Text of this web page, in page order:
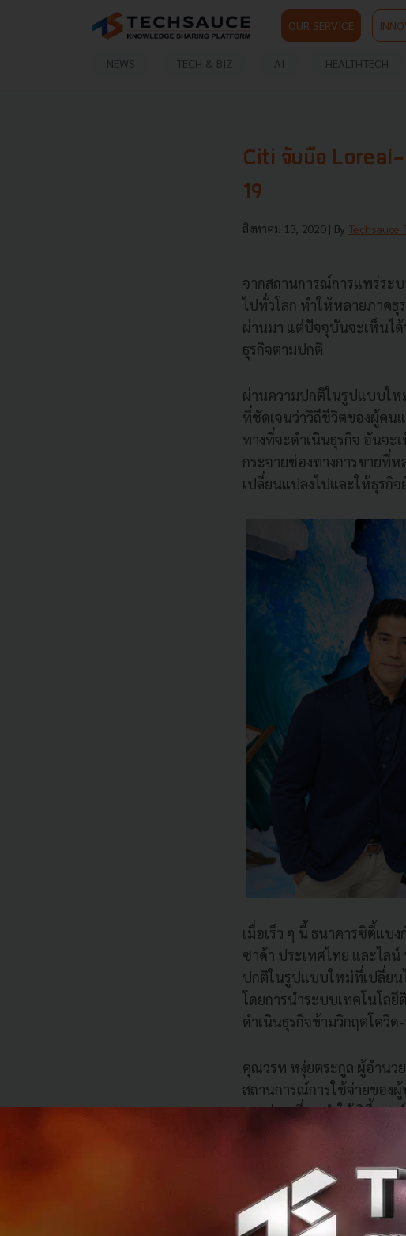
OUR SERVICE
NEWS TECH & BIZ AI HEALTHTECH
Citi จับมือ
19
สิงหาคม 13, 2020 | By Techsauce
จากสถานการณ์การแพร่ระ
ไปทั่วโลก ทำให้หลายภาคธุ
ผ่านมา แต่ปัจจุบันจะเห็นไ
ธุรกิจตามปกติ
ผ่านความปกติในรูปแบบให
ที่ชัดเจนว่าวิถีชีวิตของผู้คน
ทางที่จะดำเนินธุรกิจ อันจะ
กระจายช่องทางการขายที่
เปลี่ยนแปลงไปและให้ธุรกิ
เมื่อเร็ว ๆ นี้ ธนาคารซิตี้แบ
ซาด้า ประเทศไทย และไล
ปกติในรูปแบบใหม่ที่เปลี่ยนไ
โดยการนำระบบเทคโนโล
ดำเนินธุรกิจข้ามวิกฤตโควิ
คุณวรท หงุ่ยตระกูล ผู้อำนว
สถานการณ์การใช้จ่ายของ
การท่องเที่ยว ทำให้ซิตี้แบง
ขายด้านท่องเที่ยวเป็นด้า
เครดิตและสินเชื่อ ควบคู่ไ
แนะนำคุณสมบัติด้านระบบ
ความสะดวกมากมาย เพื่อ